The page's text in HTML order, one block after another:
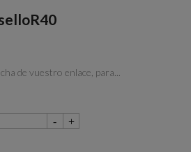
de vuestro enlace, para...